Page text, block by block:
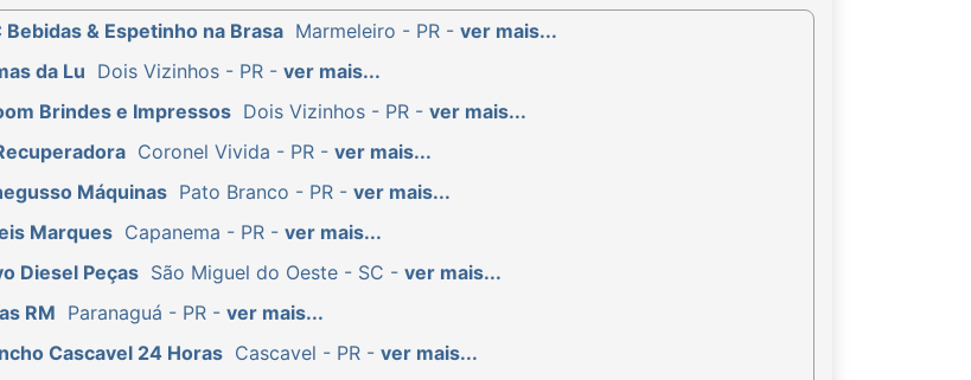
Bebidas & Espetinho na Brasa Marmeleiro - PR - ver mais...
da Lu Dois Vizinhos - PR - ver mais...
Brindes e Impressos Dois Vizinhos - PR - ver mais...
Coronel Vivida - PR - ver mais...
Máquinas Pato Branco - PR - ver mais...
Marques Capanema - PR - ver mais...
Diesel Peças São Miguel do Oeste - SC - ver mais...
RM Paranaguá - PR - ver mais...
Cascavel 24 Horas Cascavel - PR - ver mais...